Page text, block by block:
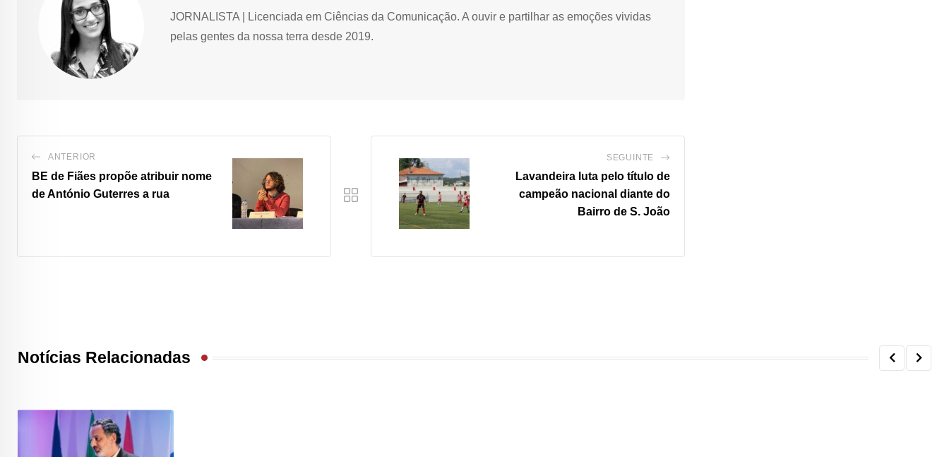
JORNALISTA | Licenciada em Ciências da Comunicação. A ouvir e partilhar as emoções vividas
pelas gentes da nossa terra desde 2019.
ANTERIOR
BE de Fiães propõe atribuir nome
de António Guterres a rua
SEGUINTE
Lavandeira luta pelo título de
campeão nacional diante do
Bairro de S. João
Notícias Relacionadas